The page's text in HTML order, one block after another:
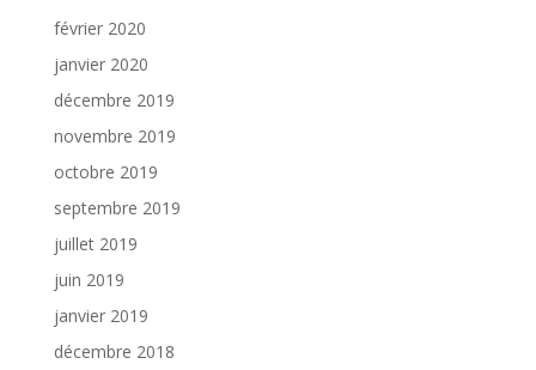
février 2020
janvier 2020
décembre 2019
novembre 2019
octobre 2019
septembre 2019
juillet 2019
juin 2019
janvier 2019
décembre 2018